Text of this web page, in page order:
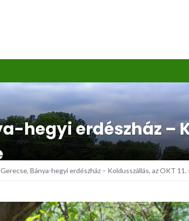
hegyi erdészház –
Bánya-hegyi erdészház – Koldusszállás, az OKT